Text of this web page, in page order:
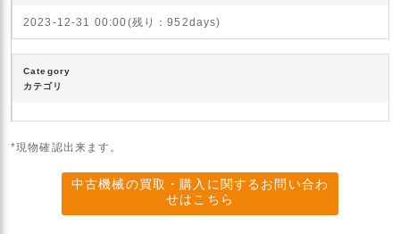
2023-12-31 00:00(残り：952days)
Category
カテゴリ
*現物確認出来ます。
中古機械の買取・購入に関するお問い合わ
せはこちら